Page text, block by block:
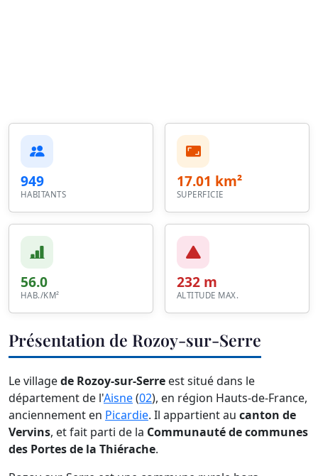
949
HABITANTS
17.01 km²
SUPERFICIE
56.0
HAB./KM²
232 m
ALTITUDE MAX.
Présentation de Rozoy-sur-Serre
Le villagede Rozoy-sur-Serre est situé dans le
département de l'Aisne(02), en région Hauts-de-France,
anciennement en Picardie. Il appartient au canton de
Vervins, et fait parti de la Communauté de communes
des Portes de la Thiérache.